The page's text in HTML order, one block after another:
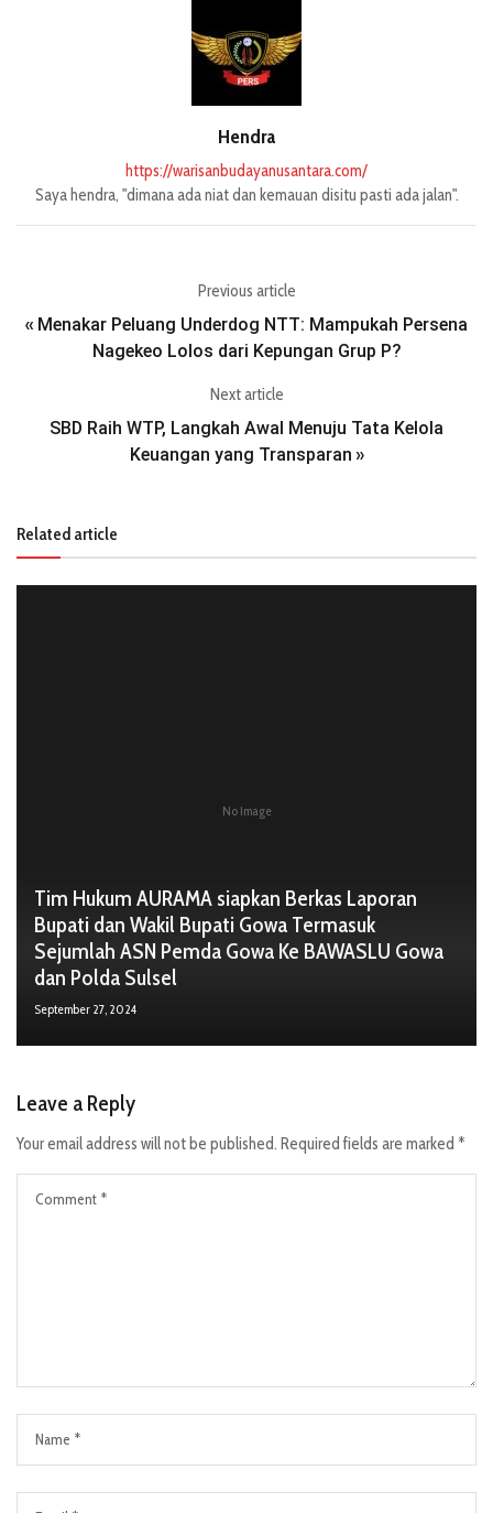
Hendra
https://warisanbudayanusantara.com/
Saya hendra, "dimana ada niat dan kemauan disitu pasti ada jalan".
Previous article
« Menakar Peluang Underdog NTT: Mampukah Persena
Nagekeo Lolos dari Kepungan Grup P?
Next article
SBD Raih WTP, Langkah Awal Menuju Tata Kelola
Keuangan yang Transparan »
Related article
No Image
Tim Hukum AURAMA siapkan Berkas Laporan
Bupati dan Wakil Bupati Gowa Termasuk
Sejumlah ASN Pemda Gowa Ke BAWASLU Gowa
dan Polda Sulsel
September 27, 2024
Leave a Reply
Your email address will not be published. Required fields are marked *